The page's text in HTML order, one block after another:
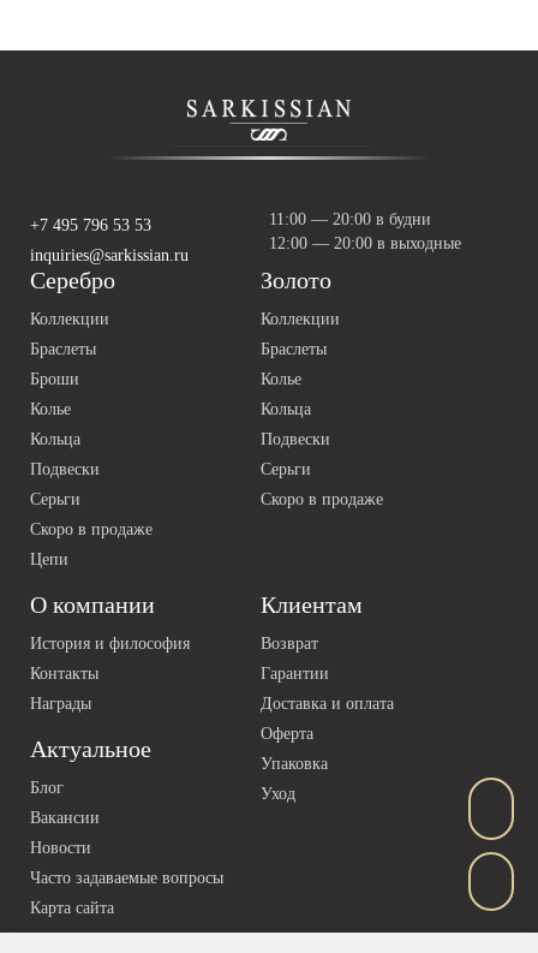
О компании
История и философия
Контакты
Награды
Актуальное
Блог
Вакансии
Новости
Часто задаваемые вопросы
Карта сайта
Клиентам
Возврат
Гарантии
Доставка и оплата
Оферта
Упаковка
Уход
Серебро
Коллекции
Браслеты
Броши
Колье
Кольца
Подвески
Серьги
Скоро в продаже
Цепи
Золото
Коллекции
Браслеты
Колье
Кольца
Подвески
Серьги
Скоро в продаже
+7 495 796 53 53
inquiries@sarkissian.ru
11:00 — 20:00 в будни
12:00 — 20:00 в выходные